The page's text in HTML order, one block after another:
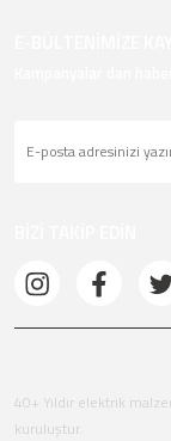
40+ Yıldır elektrik
kuruluştur.